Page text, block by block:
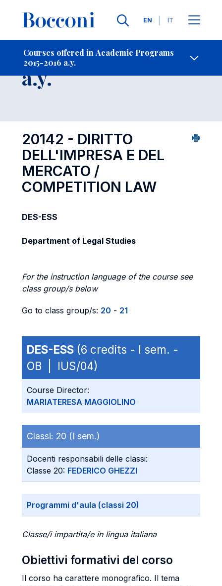
Languages
EN IT
Courses offered in Academic Programs
2015-2016 a.y.
- Contact Us
Course 2015-2016
a.y.
20142 - DIRITTO
DELL'IMPRESA E DEL
MERCATO /
COMPETITION LAW
DES-ESS
Department of Legal Studies
For the instruction language of the course see
class group/s below
Go to class group/s: 20 - 21
DES-ESS (6 credits - I sem. -
OB | IUS/04)
Course Director:
MARIATERESA MAGGIOLINO
Classi: 20 (I sem.)
Docenti responsabili delle classi:
Classe 20: FEDERICO GHEZZI
Programmi d'aula (classi 20)
Classe/i impartita/e in lingua italiana
Obiettivi formativi del corso
Il corso ha carattere monografico. Il tema